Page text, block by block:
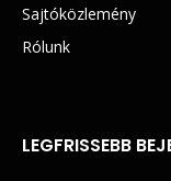
Sajtóközlemény
Rólunk
LEGFRISSEBB